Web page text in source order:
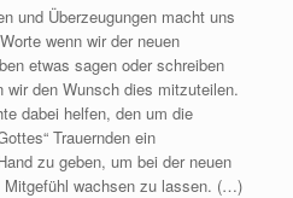
und Überzeugungen macht uns
wenn wir der neuen
etwas sagen oder schreiben
wir den Wunsch dies mitzuteilen.
dabei helfen, den um die
Trauernden ein
zu geben, um bei der neuen
Mitgefühl wachsen zu lassen. (…)